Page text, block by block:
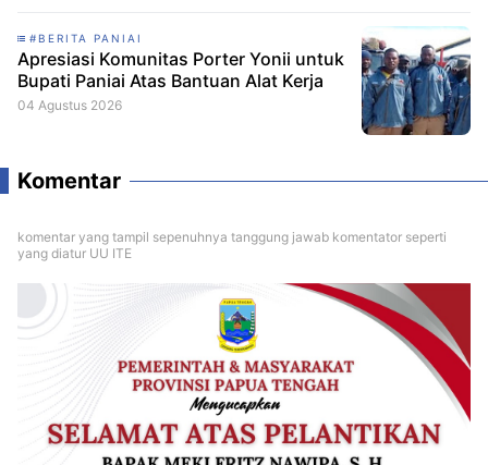
#BERITA PANIAI
Apresiasi Komunitas Porter Yonii untuk
Bupati Paniai Atas Bantuan Alat Kerja
04 Agustus 2026
Komentar
komentar yang tampil sepenuhnya tanggung jawab komentator seperti
yang diatur UU ITE